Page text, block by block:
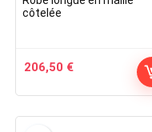
côtelée
206,50 €